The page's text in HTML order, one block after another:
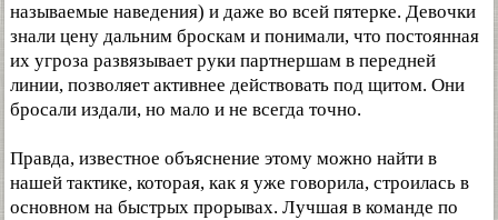
называемые наведения) и даже во всей пятерке. Девочки
знали цену дальним броскам и понимали, что постоянная
их угроза развязывает руки партнершам в передней
линии, позволяет активнее действовать под щитом. Они
бросали издали, но мало и не всегда точно.
Правда, известное объяснение этому можно найти в
нашей тактике, которая, как я уже говорила, строилась в
основном на быстрых прорывах. Лучшая в команде по